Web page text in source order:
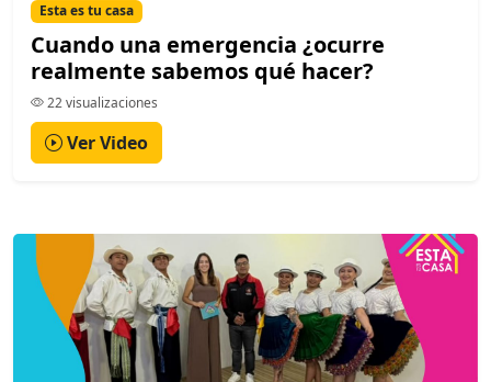
Esta es tu casa
Cuando una emergencia ¿ocurre
realmente sabemos qué hacer?
22 visualizaciones
Ver Video